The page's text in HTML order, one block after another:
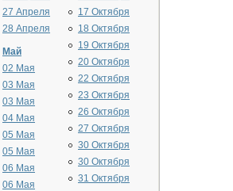
27 Апреля
28 Апреля
Май
02 Мая
03 Мая
03 Мая
04 Мая
05 Мая
05 Мая
06 Мая
06 Мая
17 Октября
18 Октября
19 Октября
20 Октября
22 Октября
23 Октября
26 Октября
27 Октября
30 Октября
30 Октября
31 Октября